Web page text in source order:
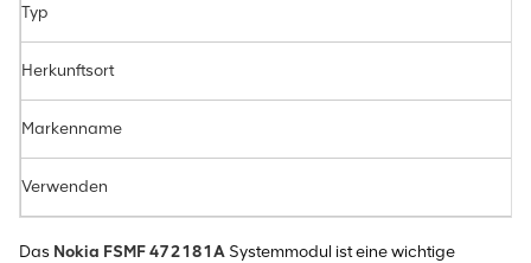
Typ
Herkunftsort
Markenname
Verwenden
Das Nokia FSMF 472181A Systemmodul ist eine wichtige